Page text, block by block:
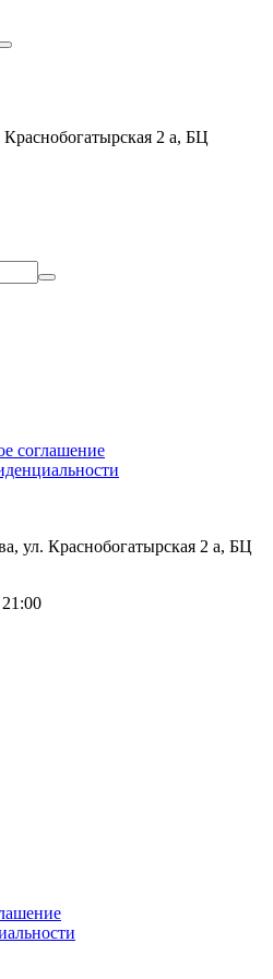
Краснобогатырская 2 а, БЦ
соглашение
, ул. Краснобогатырская 2 а, БЦ